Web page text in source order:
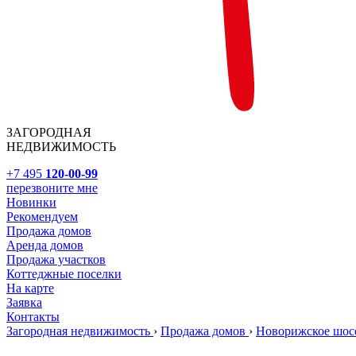
ЗАГОРОДНАЯ
НЕДВИЖИМОСТЬ
+7 495 120-00-99
перезвоните мне
Новинки
Рекомендуем
Продажа домов
Аренда домов
Продажа участков
Коттеджные поселки
На карте
Заявка
Контакты
Загородная недвижимость › Продажа домов › Новорижское